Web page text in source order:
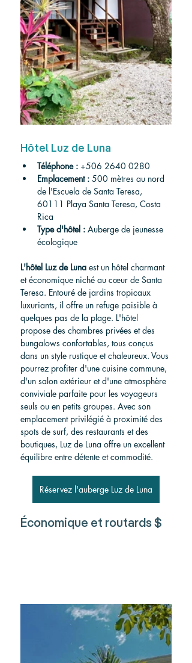
Hôtel Luz de Luna
Téléphone : +506 2640 0280
Emplacement : 500 mètres au nord
de l'Escuela de Santa Teresa,
60111 Playa Santa Teresa, Costa
Rica
Type d'hôtel : Auberge de jeunesse
écologique
L'hôtel Luz de Luna est un hôtel charmant
et économique niché au cœur de Santa
Teresa. Entouré de jardins tropicaux
luxuriants, il offre un refuge paisible à
quelques pas de la plage. L'hôtel
propose des chambres privées et des
bungalows confortables, tous conçus
dans un style rustique et chaleureux. Vous
pourrez profiter d'une cuisine commune,
d'un salon extérieur et d'une atmosphère
conviviale parfaite pour les voyageurs
seuls ou en petits groupes. Avec son
emplacement privilégié à proximité des
spots de surf, des restaurants et des
boutiques, Luz de Luna offre un excellent
équilibre entre détente et commodité.
Réservez l'auberge Luz de Luna
Économique et routards $